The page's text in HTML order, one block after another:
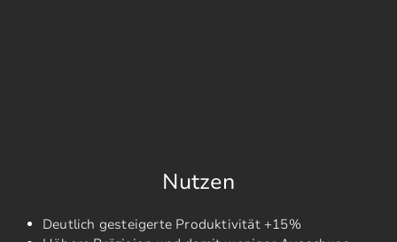
Nutzen
Deutlich gesteigerte Produktivität +15%